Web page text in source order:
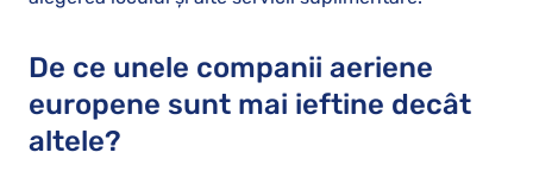
De ce unele companii aeriene
europene sunt mai ieftine decât
altele?